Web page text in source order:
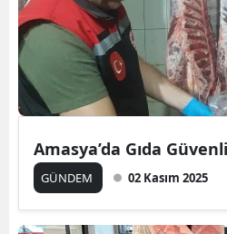
Amasya’da Gıda
GÜNDEM 02 Kasım 2025